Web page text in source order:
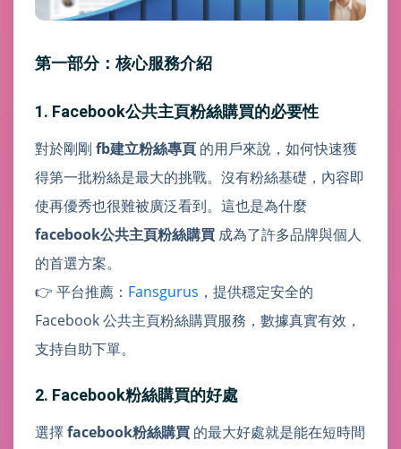
第一部分：核心服務介紹
1. Facebook公共主頁粉絲購買的必要性
對於剛剛 fb建立粉絲專頁 的用戶來說，如何快速獲
得第一批粉絲是最大的挑戰。沒有粉絲基礎，內容即
使再優秀也很難被廣泛看到。這也是為什麼
facebook公共主頁粉絲購買 成為了許多品牌與個人
的首選方案。
👉 平台推薦： Fansgurus ，提供穩定安全的
Facebook 公共主頁粉絲購買服務，數據真實有效，
支持自助下單。
2. Facebook粉絲購買的好處
選擇facebook粉絲購買 的最大好處就是能在短時間